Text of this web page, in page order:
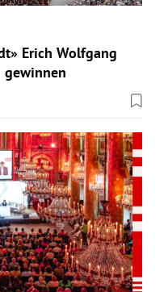
Erich Wolfgang
gewinnen